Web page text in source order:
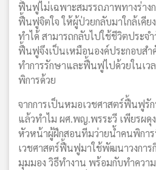
ฟื้นฟูไม่เฉพาะสมรรถภาพทางร่าง
ฟื้นฟูจิตใจ ให้ผู้ป่วยกลับมาใกล้เคีย
ทำได้ สามารถกลับไปใช้ชีวิตประจ
ฟื้นฟูจึงเป็นเหมือนองค์ประกอบส
ทำการรักษาและฟื้นฟูไปด้วยในเว
พิการด้วย
จากการเป็นหมอเวชศาสตร์ฟื้นฟูรั
แล้วทำไม ผศ.พญ.พรระวี เพียรผดุ
หัวหน้าผู้ฝึกสอนทีมว่ายน้ำคนพิกา
เวชศาสตร์ฟื้นฟูมาใช้พัฒนาวงการ
มุมมอง วิธีทำงาน พร้อมกับทำควา